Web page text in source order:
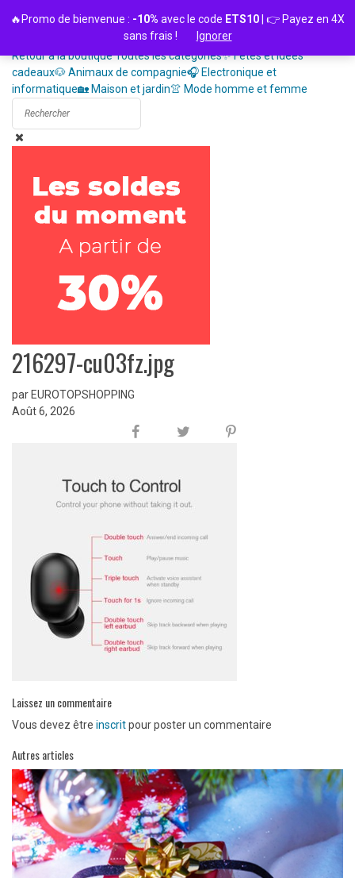
Retour à la boutiqueToutes les catégories✨ Fêtes et idées
cadeaux🐶 Animaux de compagnie🎧 Electronique et
informatique🏡 Maison et jardin👚 Mode homme et femme
216297-cu03fz.jpg
par EUROTOPSHOPPING
Août 6, 2026
Laissez un commentaire
Vous devez être inscritpour poster un commentaire
Autres articles
🔥Promo de bienvenue : -10% avec le code ETS10 | 👉 Payez en 4X
sans frais !
Ignorer